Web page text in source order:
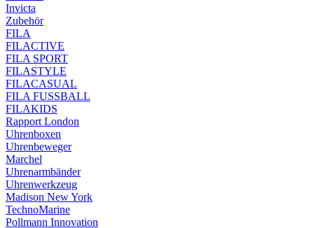
Invicta
Zubehör
FILA
FILACTIVE
FILA SPORT
FILASTYLE
FILACASUAL
FILA FUSSBALL
FILAKIDS
Rapport London
Uhrenboxen
Uhrenbeweger
Marchel
Uhrenarmbänder
Uhrenwerkzeug
Madison New York
TechnoMarine
Pollmann Innovation